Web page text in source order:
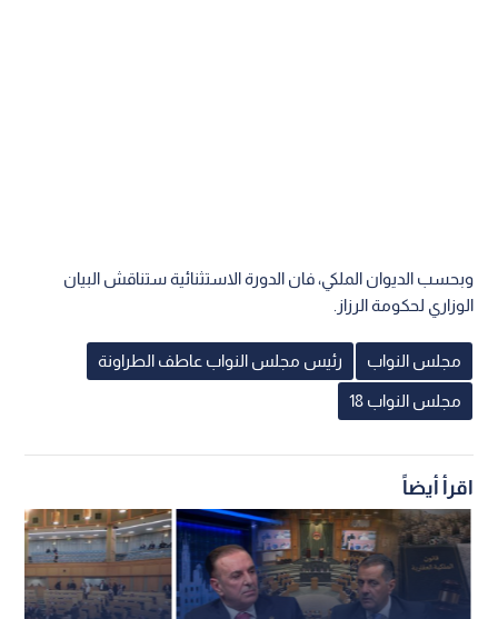
وبحسب الديوان الملكي، فان الدورة الاستثنائية ستناقش البيان
الوزاري لحكومة الرزاز.
مجلس النواب رئيس مجلس النواب عاطف الطراونة
مجلس النواب 18
اقرأ أيضاً